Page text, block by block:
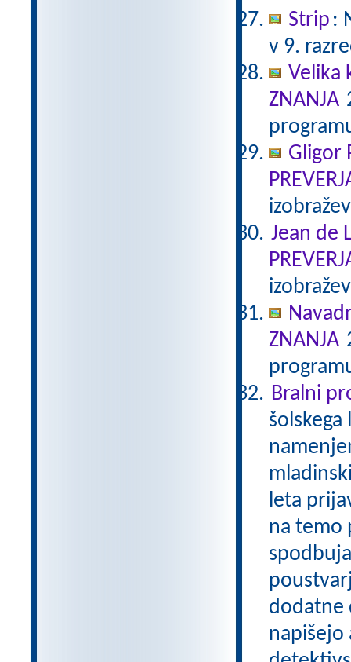
Strip :
v 9.
Velika
ZNANJA
Gligor
Jean de
ZNANJA
Bralni
leta
na temo
dodatne
napišejo